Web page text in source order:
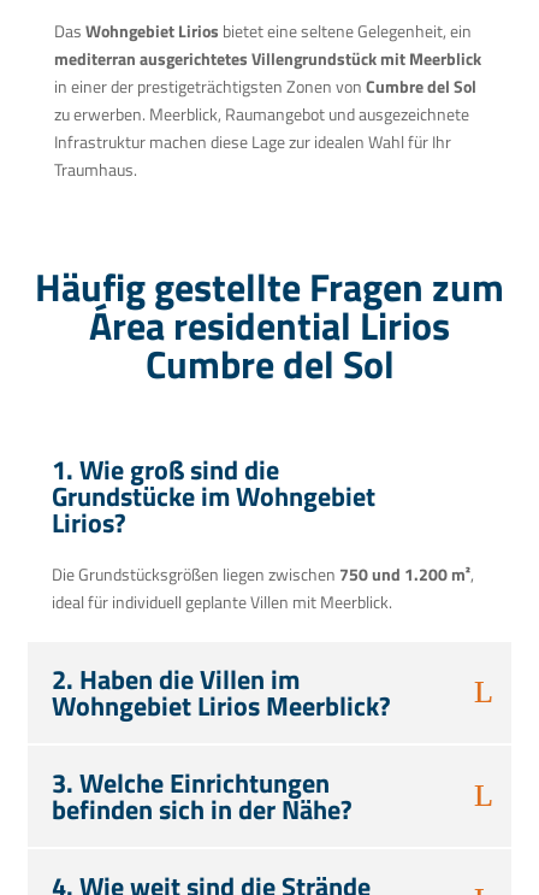
DasWohngebiet Lirios bietet eine seltene Gelegenheit, ein
mediterran ausgerichtetes Villengrundstück mit Meerblick
in einer der prestigeträchtigsten Zonen vonCumbre del Sol
zu erwerben. Meerblick, Raumangebot und ausgezeichnete
Infrastruktur machen diese Lage zur idealen Wahl für Ihr
Traumhaus.
Häufig gestellte Fragen zum
Área residential Lirios
Cumbre del Sol
1. Wie groß sind die
Grundstücke im Wohngebiet
Lirios?
Die Grundstücksgrößen liegen zwischen 750 und 1.200 m²,
ideal für individuell geplante Villen mit Meerblick.
2. Haben die Villen im
Wohngebiet Lirios Meerblick?
3. Welche Einrichtungen
befinden sich in der Nähe?
4. Wie weit sind die Strände